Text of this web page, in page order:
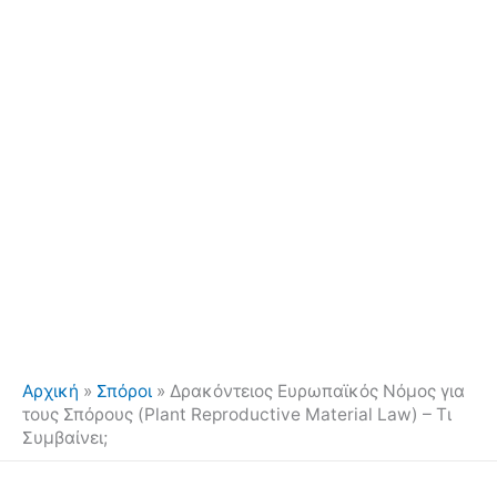
Αρχική » Σπόροι » Δρακόντειος Ευρωπαϊκός Νόμος για
τους Σπόρους (Plant Reproductive Material Law) – Τι
Συμβαίνει;